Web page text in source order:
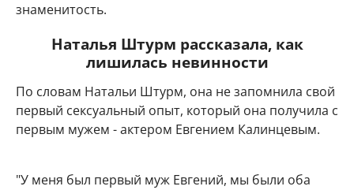
знаменитость.
Наталья Штурм рассказала, как
лишилась невинности
По словам Натальи Штурм, она не запомнила свой
первый сексуальный опыт, который она получила с
первым мужем - актером Евгением Калинцевым.
"У меня был первый муж Евгений, мы были оба